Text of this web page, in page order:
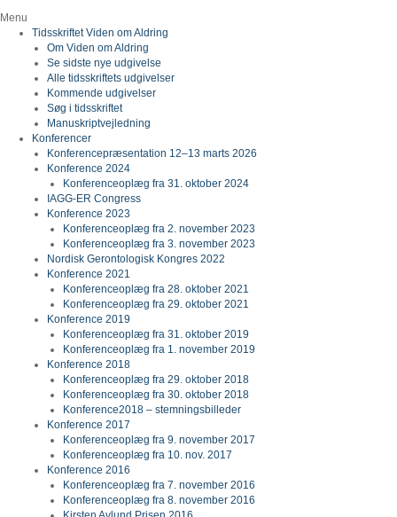
Menu
Tidsskriftet Viden om Aldring
Om Viden om Aldring
Se sidste nye udgivelse
Alle tidsskriftets udgivelser
Kommende udgivelser
Søg i tidsskriftet
Manuskriptvejledning
Konferencer
Konferencepræsentation 12–13 marts 2026
Konference 2024
Konferenceoplæg fra 31. oktober 2024
IAGG-ER Congress
Konference 2023
Konferenceoplæg fra 2. november 2023
Konferenceoplæg fra 3. november 2023
Nordisk Gerontologisk Kongres 2022
Konference 2021
Konferenceoplæg fra 28. oktober 2021
Konferenceoplæg fra 29. oktober 2021
Konference 2019
Konferenceoplæg fra 31. oktober 2019
Konferenceoplæg fra 1. november 2019
Konference 2018
Konferenceoplæg fra 29. oktober 2018
Konferenceoplæg fra 30. oktober 2018
Konference2018 – stemningsbilleder
Konference 2017
Konferenceoplæg fra 9. november 2017
Konferenceoplæg fra 10. nov. 2017
Konference 2016
Konferenceoplæg fra 7. november 2016
Konferenceoplæg fra 8. november 2016